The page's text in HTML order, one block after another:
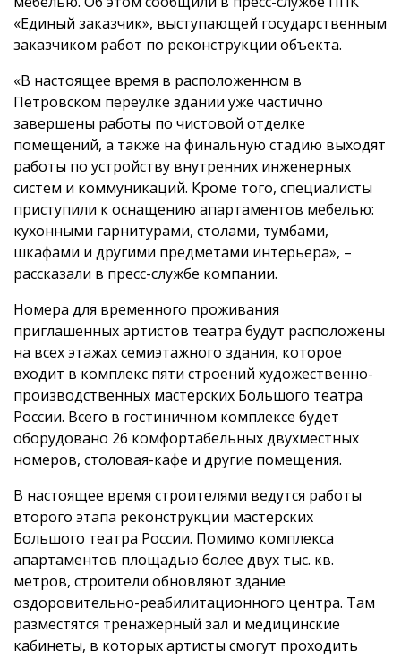
«Единый заказчик», выступающей государственным
заказчиком работ по реконструкции объекта.
«В настоящее время в расположенном в
Петровском переулке здании уже частично
завершены работы по чистовой отделке
помещений, а также на финальную стадию выходят
работы по устройству внутренних инженерных
систем и коммуникаций. Кроме того, специалисты
приступили к оснащению апартаментов мебелью:
кухонными гарнитурами, столами, тумбами,
шкафами и другими предметами интерьера», –
рассказали в пресс-службе компании.
Номера для временного проживания
приглашенных артистов театра будут расположены
на всех этажах семиэтажного здания, которое
входит в комплекс пяти строений художественно-
производственных мастерских Большого театра
России. Всего в гостиничном комплексе будет
оборудовано 26 комфортабельных двухместных
номеров, столовая-кафе и другие помещения.
В настоящее время строителями ведутся работы
второго этапа реконструкции мастерских
Большого театра России. Помимо комплекса
апартаментов площадью более двух тыс. кв.
метров, строители обновляют здание
оздоровительно-реабилитационного центра. Там
разместятся тренажерный зал и медицинские
кабинеты, в которых артисты смогут проходить